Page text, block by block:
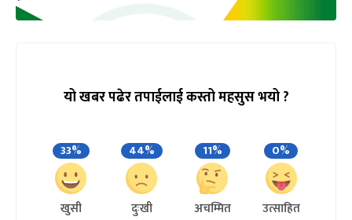
यो खबर पढेर तपाईलाई कस्तो महसुस भयो ?
33%
खुसी
44%
दुःखी
11%
अचम्मित
0%
उत्साहित